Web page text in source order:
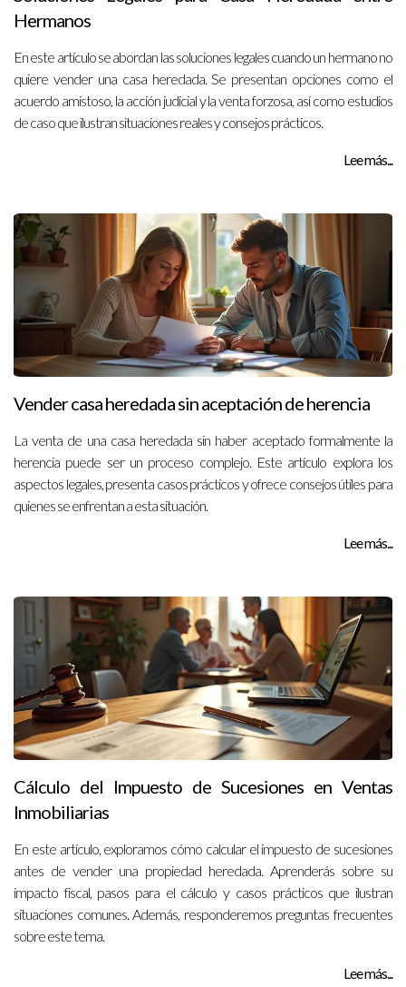
Hermanos
En este artículo se abordan las soluciones legales cuando un hermano no
quiere vender una casa heredada. Se presentan opciones como el
acuerdo amistoso, la acción judicial y la venta forzosa, así como estudios
de caso que ilustran situaciones reales y consejos prácticos.
Lee más...
Vender casa heredada sin aceptación de herencia
La venta de una casa heredada sin haber aceptado formalmente la
herencia puede ser un proceso complejo. Este artículo explora los
aspectos legales, presenta casos prácticos y ofrece consejos útiles para
quienes se enfrentan a esta situación.
Lee más...
Cálculo del Impuesto de Sucesiones en Ventas
Inmobiliarias
En este artículo, exploramos cómo calcular el impuesto de sucesiones
antes de vender una propiedad heredada. Aprenderás sobre su
impacto fiscal, pasos para el cálculo y casos prácticos que ilustran
situaciones comunes. Además, responderemos preguntas frecuentes
sobre este tema.
Lee más...